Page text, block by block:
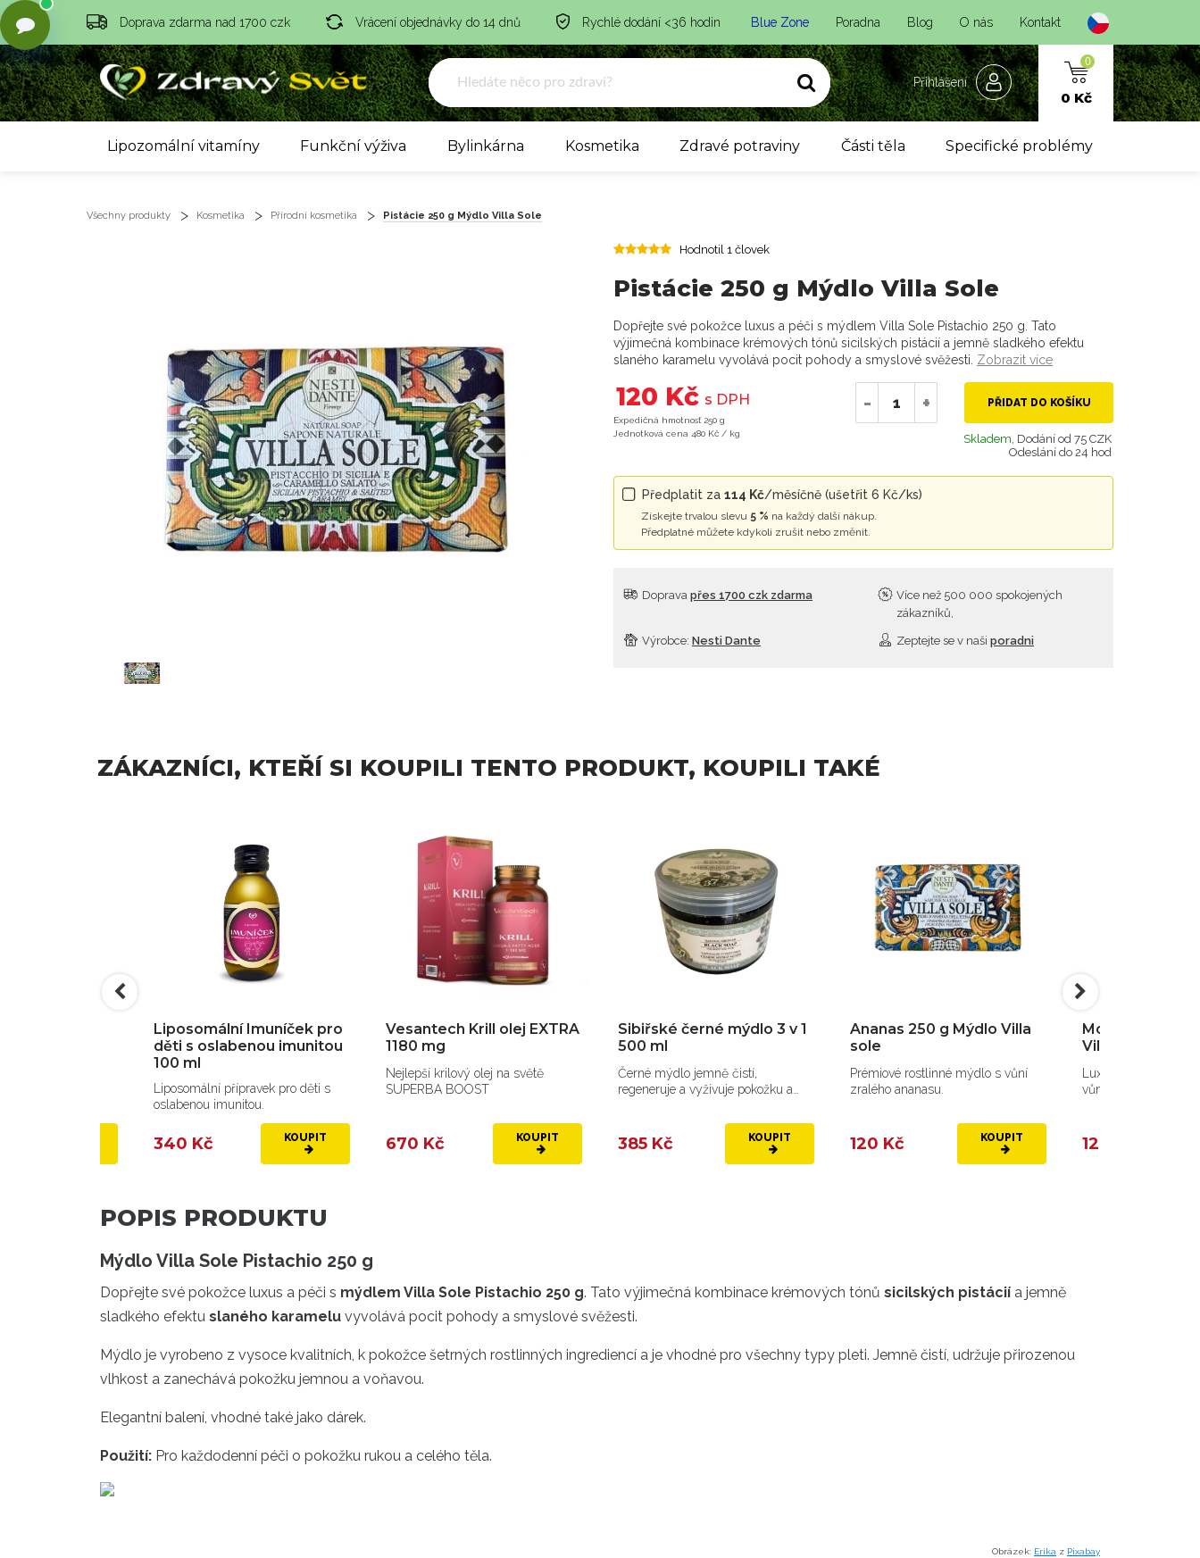
Doprava zdarma nad 1700 czk Vrácení objednávky do 14 dnů Rychlé dodání <36 hodin Blue Zone Poradna Blog O nás Kontakt
0
0 Kč
Přihlášení
Lipozomální vitamíny Funkční výživa Bylinkárna Kosmetika Zdravé potraviny Části těla Specifické problémy
Všechny produkty Kosmetika Přírodní kosmetika Pistácie 250 g Mýdlo Villa Sole
Hodnotil 1 človek
Pistácie 250 g Mýdlo Villa Sole
Dopřejte své pokožce luxus a péči s mýdlem Villa Sole Pistachio 250 g. Tato
výjimečná kombinace krémových tónů sicilských pistácií a jemně sladkého efektu
slaného karamelu vyvolává pocit pohody a smyslové svěžesti. Zobrazit více
120 Kč s DPH
Expedičná hmotnosť 250 g
Jednotková cena 480 Kč / kg
- + PŘIDAT DO KOŠÍKU
Skladem, Dodání od 75 CZK
Odeslání do 24 hod
Předplatit za 114 Kč/měsíčně (ušetřit 6 Kč/ks)
Získejte trvalou slevu 5 % na každý další nákup.
Předplatné můžete kdykoli zrušit nebo změnit.
Doprava přes 1700 czk zdarma
Více než 500 000 spokojených
zákazníků,
Výrobce: Nesti Dante Zeptejte se v naši poradni
ZÁKAZNÍCI, KTEŘÍ SI KOUPILI TENTO PRODUKT, KOUPILI TAKÉ
Liposomální Imuníček pro
děti s oslabenou imunitou
100 ml
Liposomální přípravek pro děti s
oslabenou imunitou.
340 Kč KOUPIT
Vesantech Krill olej EXTRA
1180 mg
Nejlepší krilový olej na světě
SUPERBA BOOST
670 Kč KOUPIT
Sibiřské černé mýdlo 3 v 1
500 ml
Černé mýdlo jemně čistí,
regeneruje a vyživuje pokožku a
385 Kč KOUPIT
Ananas 250 g Mýdlo Villa
sole
Prémiové rostlinné mýdlo s vůní
zralého ananasu.
120 Kč KOUPIT
Modrá frézie
Villa Sole
Luxusní přírodní
vůní frézie.
120 Kč
POPIS PRODUKTU
Mýdlo Villa Sole Pistachio 250 g
Dopřejte své pokožce luxus a péči s mýdlem Villa Sole Pistachio 250 g. Tato výjimečná kombinace krémových tónů sicilských pistácií a jemně
sladkého efektu slaného karamelu vyvolává pocit pohody a smyslové svěžesti.
Mýdlo je vyrobeno z vysoce kvalitních, k pokožce šetrných rostlinných ingrediencí a je vhodné pro všechny typy pleti. Jemně čistí, udržuje přirozenou
vlhkost a zanechává pokožku jemnou a voňavou.
Elegantní balení, vhodné také jako dárek.
Použití: Pro každodenní péči o pokožku rukou a celého těla.
Obrázek: Erika z Pixabay